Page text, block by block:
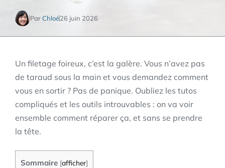
ParChloé26 juin 2026
Un filetage foireux, c’est la galère. Vous n’avez pas
de taraud sous la main et vous demandez comment
vous en sortir ? Pas de panique. Oubliez les tutos
compliqués et les outils introuvables : on va voir
ensemble comment réparer ça, et sans se prendre
la tête.
Sommaire [afficher]